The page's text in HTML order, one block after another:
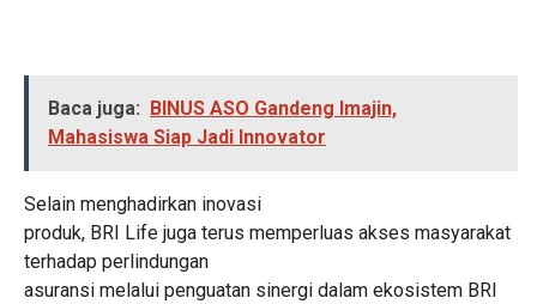
Baca juga:
BINUS ASO Gandeng Imajin,
Mahasiswa Siap Jadi Innovator
Selain menghadirkan inovasi
produk, BRI Life juga terus memperluas akses masyarakat
terhadap perlindungan
asuransi melalui penguatan sinergi dalam ekosistem BRI